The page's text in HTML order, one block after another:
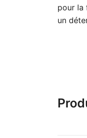
pour la
un